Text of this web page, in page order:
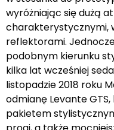
wyróżniając się dużą
charakterystycznymi,
reflektorami.
podobnym kierunku
kilka lat wcześniej
listopadzie 2018 roku
odmianę Levante
pakietem